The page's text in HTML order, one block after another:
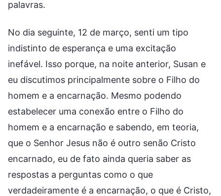
palavras.
No dia seguinte, 12 de março, senti um tipo
indistinto de esperança e uma excitação
inefável. Isso porque, na noite anterior, Susan e
eu discutimos principalmente sobre o Filho do
homem e a encarnação. Mesmo podendo
estabelecer uma conexão entre o Filho do
homem e a encarnação e sabendo, em teoria,
que o Senhor Jesus não é outro senão Cristo
encarnado, eu de fato ainda queria saber as
respostas a perguntas como o que
verdadeiramente é a encarnação, o que é Cristo,